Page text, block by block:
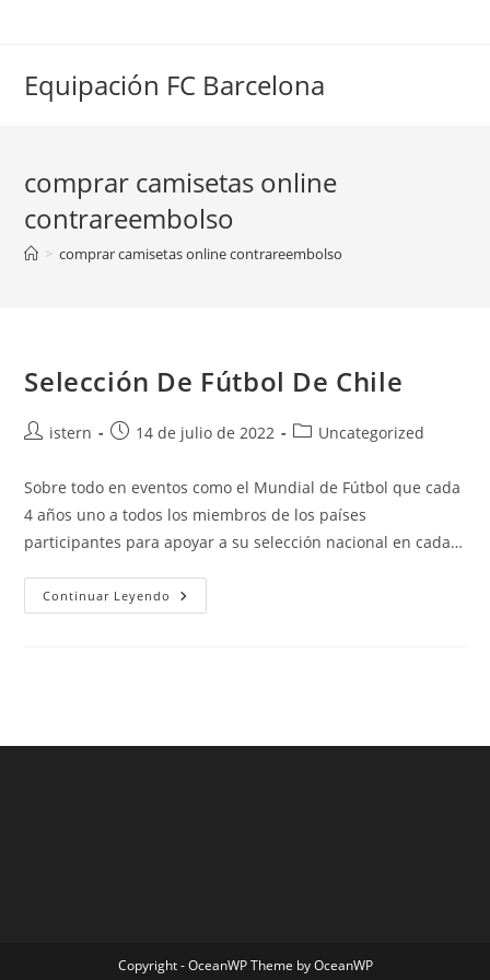
Equipación FC Barcelona
comprar camisetas online
contrareembolso
> comprar camisetas online contrareembolso
Selección De Fútbol De Chile
Autor
la
entrada:
istern
Publicación
entrada:
14 de julio de 2022
Categoría
la
entrada:
Uncategorized
Sobre todo en eventos como el Mundial de Fútbol que cada
4 años uno a todos los miembros de los países
participantes para apoyar a su selección nacional en cada…
Continuar Leyendo Selección
De
Copyright - OceanWP Theme by OceanWP